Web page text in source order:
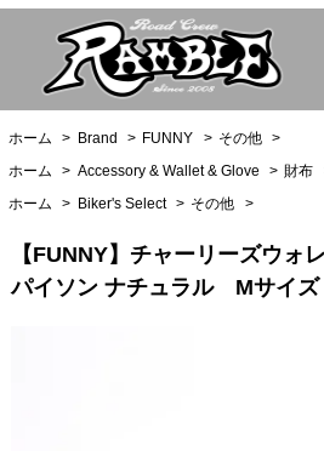
ホーム > Brand > FUNNY > その他 >
ホーム
> Accessory & Wallet & Glove > 財布
ホーム
> Biker's Select > その他 >
【FUNNY】チャーリーズウ
パイソン ナチュラル Mサイ